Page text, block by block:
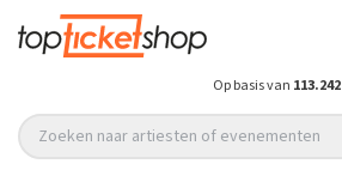
Op basis van 113.242
Zoeken naar artiesten of evenementen